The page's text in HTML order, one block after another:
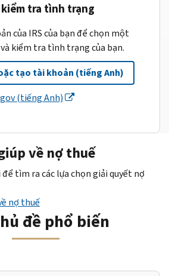
tra tình trạng
của IRS của bạn để chọn một
kiểm tra tình trạng của bạn.
tạo tài khoản (tiếng Anh)
(tiếng Anh)
về nợ thuế
tìm ra các lựa chọn giải quyết nợ
nợ thuế
đề phổ biến